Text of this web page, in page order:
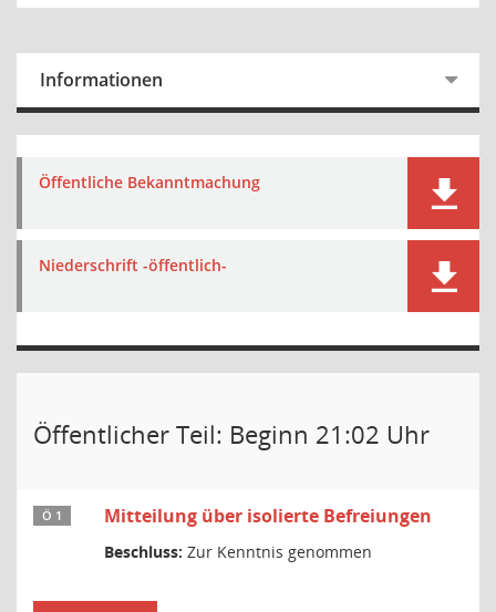
Informationen
Öffentliche Bekanntmachung
Niederschrift -öffentlich-
Öffentlicher Teil: Beginn 21:02 Uhr
Ö 1 Mitteilung über isolierte Befreiungen
Beschluss: Zur Kenntnis genommen